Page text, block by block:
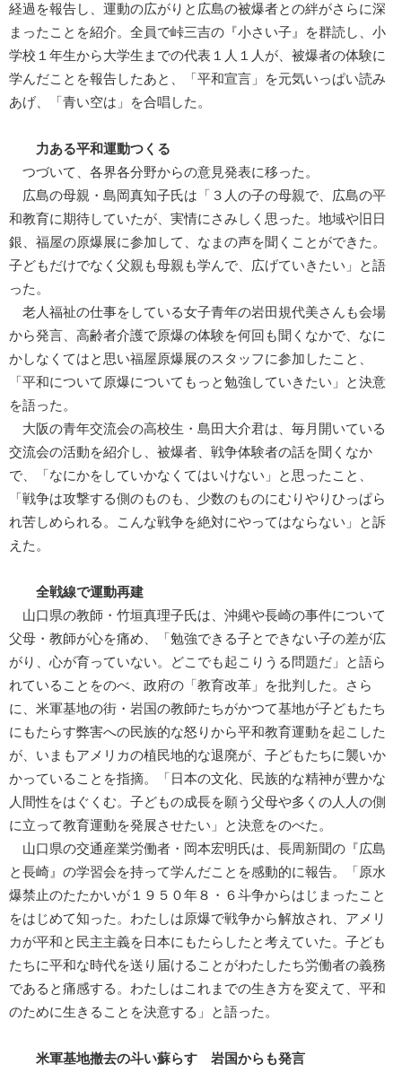
経過を報告し、運動の広がりと広島の被爆者との絆がさらに深
まったことを紹介。全員で峠三吉の『小さい子』を群読し、小
学校１年生から大学生までの代表１人１人が、被爆者の体験に
学んだことを報告したあと、「平和宣言」を元気いっぱい読み
あげ、「青い空は」を合唱した。
力ある平和運動つくる
つづいて、各界各分野からの意見発表に移った。
広島の母親・島岡真知子氏は「３人の子の母親で、広島の平
和教育に期待していたが、実情にさみしく思った。地域や旧日
銀、福屋の原爆展に参加して、なまの声を聞くことができた。
子どもだけでなく父親も母親も学んで、広げていきたい」と語
った。
老人福祉の仕事をしている女子青年の岩田規代美さんも会場
から発言、高齢者介護で原爆の体験を何回も聞くなかで、なに
かしなくてはと思い福屋原爆展のスタッフに参加したこと、
「平和について原爆についてもっと勉強していきたい」と決意
を語った。
大阪の青年交流会の高校生・島田大介君は、毎月開いている
交流会の活動を紹介し、被爆者、戦争体験者の話を聞くなか
で、「なにかをしていかなくてはいけない」と思ったこと、
「戦争は攻撃する側のものも、少数のものにむりやりひっぱら
れ苦しめられる。こんな戦争を絶対にやってはならない」と訴
えた。
全戦線で運動再建
山口県の教師・竹垣真理子氏は、沖縄や長崎の事件について
父母・教師が心を痛め、「勉強できる子とできない子の差が広
がり、心が育っていない。どこでも起こりうる問題だ」と語ら
れていることをのべ、政府の「教育改革」を批判した。さら
に、米軍基地の街・岩国の教師たちがかつて基地が子どもたち
にもたらす弊害への民族的な怒りから平和教育運動を起こした
が、いまもアメリカの植民地的な退廃が、子どもたちに襲いか
かっていることを指摘。「日本の文化、民族的な精神が豊かな
人間性をはぐくむ。子どもの成長を願う父母や多くの人人の側
に立って教育運動を発展させたい」と決意をのべた。
山口県の交通産業労働者・岡本宏明氏は、長周新聞の『広島
と長崎』の学習会を持って学んだことを感動的に報告。「原水
爆禁止のたたかいが１９５０年８・６斗争からはじまったこと
をはじめて知った。わたしは原爆で戦争から解放され、アメリ
カが平和と民主主義を日本にもたらしたと考えていた。子ども
たちに平和な時代を送り届けることがわたしたち労働者の義務
であると痛感する。わたしはこれまでの生き方を変えて、平和
のために生きることを決意する」と語った。
米軍基地撤去の斗い蘇らす 岩国からも発言